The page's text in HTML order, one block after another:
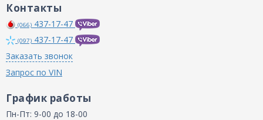
Контакты
(066) 437-17-47
(097) 437-17-47
Заказать звонок
Запрос по VIN
График работы
Пн-Пт: 9-00 до 18-00